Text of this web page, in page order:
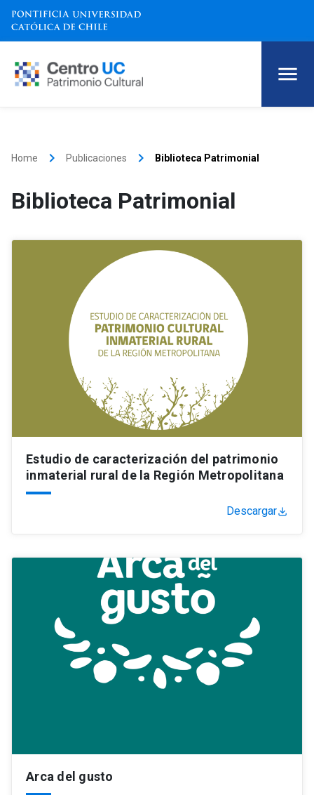
Home keyboard_arrow_right Publicaciones keyboard_arrow_right Biblioteca Patrimonial
Biblioteca Patrimonial
Estudio de caracterización del patrimonio
inmaterial rural de la Región Metropolitana
Descargar
Arca del gusto